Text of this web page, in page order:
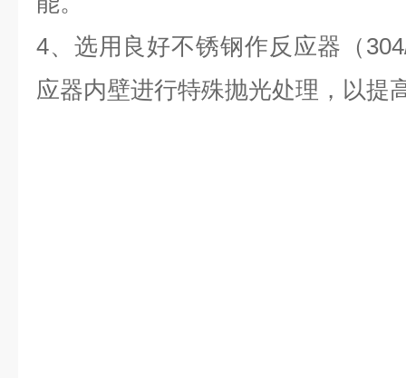
4、选用良好不锈钢作反应器（
应器内壁进行特殊抛光处理，以提